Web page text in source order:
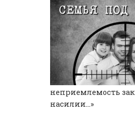
неприемлемость
насилии…»